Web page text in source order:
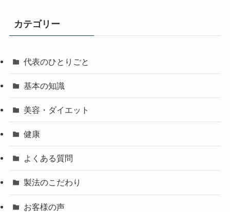
カテゴリー
代表のひとりごと
基本の知識
美容・ダイエット
健康
よくある質問
製法のこだわり
お客様の声